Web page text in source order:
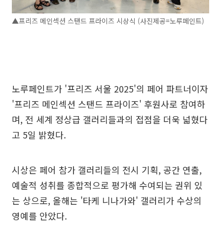
▲프리즈 메인섹션 스탠드 프라이즈 시상식 (사진제공=노루페인트)
노루페인트가 '프리즈 서울 2025'의 페어 파트너이자
'프리즈 메인섹션 스탠드 프라이즈' 후원사로 참여하
며, 전 세계 정상급 갤러리들과의 접점을 더욱 넓혔다
고 5일 밝혔다.
시상은 페어 참가 갤러리들의 전시 기획, 공간 연출,
예술적 성취를 종합적으로 평가해 수여되는 권위 있
는 상으로, 올해는 '타케 니나가와' 갤러리가 수상의
영예를 안았다.